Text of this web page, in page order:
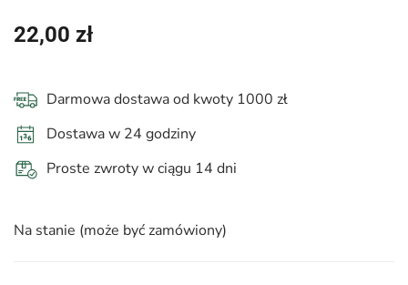
22,00 zł
Darmowa dostawa od kwoty 1000 zł
Dostawa w 24 godziny
Proste zwroty w ciągu 14 dni
Na stanie (może być zamówiony)